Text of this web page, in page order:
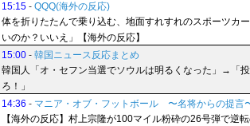
15:15 - QQQ(海外の反応)
体を折りたたんで乗り込む、地面すれすれのスポーツカ
いのか？いいえ」【海外の反応】
15:00 - 韓国ニュース反応まとめ
韓国人「オ・セフン当選でソウルは明るくなった」→「
ろ！」
14:36 - マニア・オブ・フットボール 〜名将からの提言
【海外の反応】村上宗隆が100マイル粉砕の26号弾で逆